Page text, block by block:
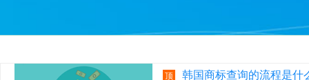
顶 韩国商标查询的流程是什